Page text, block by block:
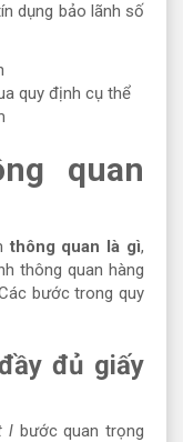
dụng bảo lãnh số
quy định cụ thể
quan
thông quan là gì,
thông quan hàng
bước trong quy
đủ giấy
lbước quan trọng